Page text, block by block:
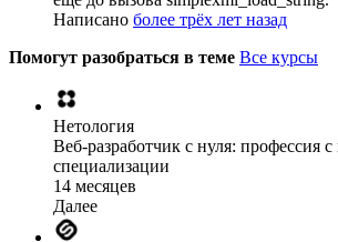
Написано более трёх лет назад
Помогут разобраться в теме Все курсы
Нетология
Веб-разработчик с нуля: профессия
специализации
14 месяцев
Далее